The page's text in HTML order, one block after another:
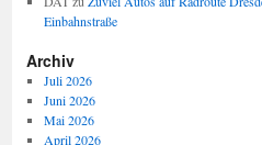
Einbahnstraße
Archiv
Juli 2026
Juni 2026
Mai 2026
April 2026